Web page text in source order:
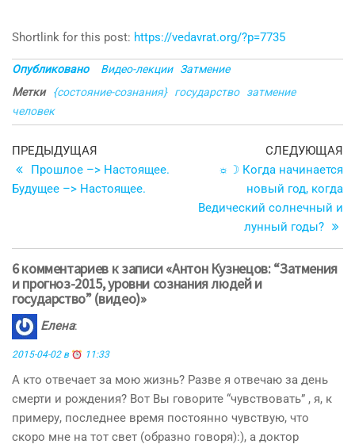
Shortlink for this post: https://vedavrat.org/?p=7735
Опубликовано Видео-лекции
Затмение
Метки
{состояние-сознания} государство
затмение
человек
Навигация
по
Предыдущая
запись
ПРЕДЫДУЩАЯ
Прошлое –> Настоящее.
Будущее –> Настоящее.
СЛЕДУЮЩАЯ
☼☽ Когда начинается
новый год, когда
Ведический солнечный и
лунный годы?
6 комментариев к записи «Антон Кузнецов: “Затмения
и прогноз-2015, уровни сознания людей и
государство” (видео)»
Елена:
2015-04-02 в 11:33
А кто отвечает за мою жизнь? Разве я отвечаю за день
смерти и рождения? Вот Вы говорите “чувствовать” , я, к
примеру, последнее время постоянно чувствую, что
скоро мне на тот свет (образно говоря):), а доктор